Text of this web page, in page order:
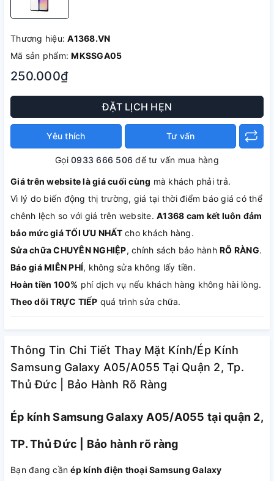
Thương hiệu:A1368.VN
Mã sản phẩm:MKSSGA05
250.000₫
ĐẶT LỊCH HẸN
Yêu thích Tư vấn
Gọi0933 666 506 để tư vấn mua hàng
Giá trên website là giá cuối cùng mà khách phải trả.
Vì lý do biến động thị trường, giá tại thời điểm báo giá có thể
chênh lệch so với giá trên website. A1368 cam kết luôn đảm
bảo mức giá TỐI ƯU NHẤTcho khách hàng.
Sửa chữa CHUYÊN NGHIỆP, chính sách bảo hành RÕ RÀNG.
Báo giá MIỄN PHÍ, không sửa không lấy tiền.
Hoàn tiền 100% phí dịch vụ nếu khách hàng không hài lòng.
Theo dõi TRỰC TIẾP quá trình sửa chữa.
Thông Tin Chi Tiết Thay Mặt Kính/Ép Kính
Samsung Galaxy A05/A055 Tại Quận 2, Tp.
Thủ Đức | Bảo Hành Rõ Ràng
Ép kính Samsung Galaxy A05/A055 tại quận 2,
TP. Thủ Đức | Bảo hành rõ ràng
Bạn đang cầnép kính điện thoại Samsung Galaxy